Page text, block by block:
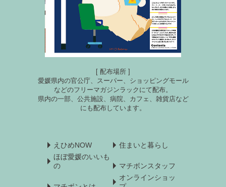
[ 配布場所 ]
愛媛県内の官公庁、スーパー、ショッピングモール
などのフリーマガジンラックにて配布。
県内の一部、公共施設、病院、カフェ、雑貨店など
にも配布しています。
えひめNOW
住まいと暮らし
ほぼ愛媛のいいも
の
マチボンスタッフ
オンラインショッ